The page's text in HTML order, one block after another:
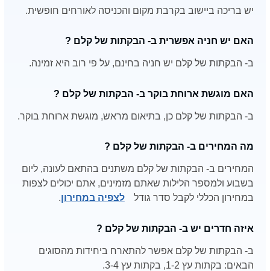
יש בריכה ביישוב בקרבת מקום והכניסה לאורחים חופשית.
האם יש חניה אפשרית ב- הבקתות של קלם ?
ב- הבקתות של קלם יש חניה בחינם, על פי רוב היא זמינה.
האם מוגשת ארוחת בוקר ב- הבקתות של קלם ?
ב- הבקתות של קלם כן, בתיאום מראש, מוגשת ארוחת בוקר.
מה המחירים ב- הבקתות של קלם ?
המחירים ב- הבקתות של קלם משתנים בהתאם לעונה, ליום
בשבוע ולמספר הלילות שאתם מזמינים, אתם יכולים לצפות
במחירון הכללי לקבל סדר גודל
לצפיה במחירון.
איזה חדרים יש ב- הבקתות של קלם ?
ב- הבקתות של קלם אפשר להתארח ביחידות מהסוגים
הבאים: בקתות עץ 1-2, בקתות עץ 3-4.